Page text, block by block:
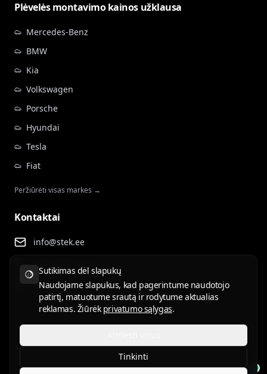
Plėvelės montavimo kainos užklausa
Mercedes-Benz
BMW
Kia
Volkswagen
Porsche
Hyundai
Tesla
Fiat
Peržiūrėti visas markes →
Kontaktai
info@stek.ee
+372 555 81 911
Rehepapi tee 4, Tartu
Naudojimo sąlygosPrivatumo politika
ET EN RU LV LT
Sutikimas dėl slapukų
Naudojame slapukus, kad pagerintume naudotojo
patirtį, matuotume srautą ir rodytume aktualias
reklamas. Žiūrėk privatumo sąlygas.
Tinkinti